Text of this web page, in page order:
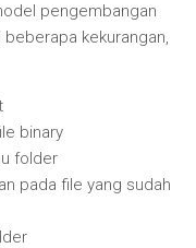
pengembangan
kekurangan,
binary
folder
pada file yang sudah